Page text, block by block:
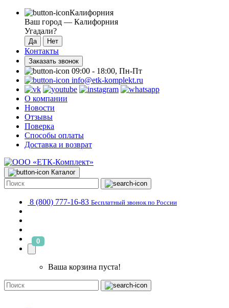
Калифорния
Ваш город — Калифорния
Угадали?
Контакты
Заказать звонок
09:00 - 18:00, Пн-Пт
info@etk-komplekt.ru
О компании
Новости
Отзывы
Поверка
Способы оплаты
Доставка и возврат
Каталог
8 (800) 777-16-83 Бесплатный звонок по России
0
Ваша корзина пуста!